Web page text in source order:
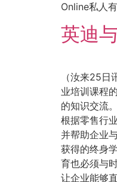
Online私人
英迪
（汝来25
业培训课程
的知识交流
根据零售行
并帮助企业
获得的终身
育也必须与
让企业能够